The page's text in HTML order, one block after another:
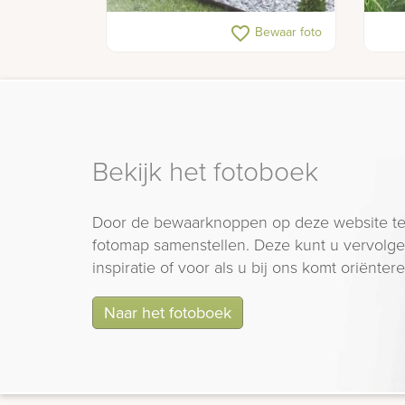
Ambachtelijke kindergrafsteen
met moderne vormen
favorite_border Bewaar foto
Bekijk het fotoboek
Door de bewaarknoppen op deze website
fotomap samenstellen. Deze kunt u
inspiratie of voor als u bij ons komt
Naar het fotoboek